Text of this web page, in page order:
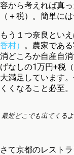
容から考えれば真
（＋税）。簡単に
もう１つ奈良とい
香村） 。農家であ
消どころか自産自
げなしの1万円+税
大満足しています
くくなること必至。
最近どこでも出てくる
さて京都のレスト